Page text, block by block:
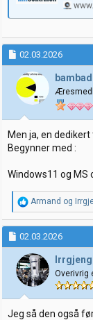
02.03.2026
Men ja, en
Begynner med :
Windows11 og MS
R
e
a
k
s
j
o
n
e
r
:
Armand og
02.03.2026
Overivrig
Jeg så den også